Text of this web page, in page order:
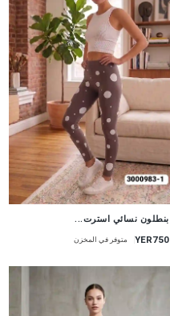
بنطلون نسائي استرت...
YER750 متوفر في المخزن